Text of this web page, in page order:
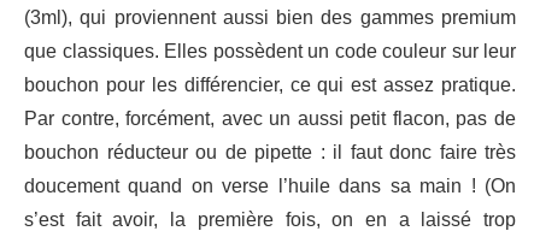
(3ml), qui proviennent aussi bien des gammes premium
que classiques. Elles possèdent un code couleur sur leur
bouchon pour les différencier, ce qui est assez pratique.
Par contre, forcément, avec un aussi petit flacon, pas de
bouchon réducteur ou de pipette : il faut donc faire très
doucement quand on verse l’huile dans sa main ! (On
s’est fait avoir, la première fois, on en a laissé trop